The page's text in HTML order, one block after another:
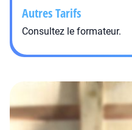
Autres Tarifs
Consultez le formateur.